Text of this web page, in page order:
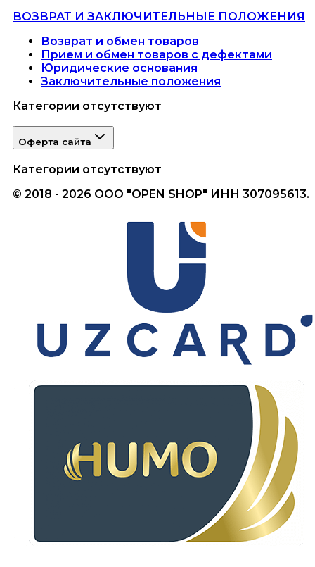
ВОЗВРАТ И ЗАКЛЮЧИТЕЛЬНЫЕ ПОЛОЖЕНИЯ
Возврат и обмен товаров
Прием и обмен товаров с дефектами
Юридические основания
Заключительные положения
Категории отсутствуют
Оферта сайта
Категории отсутствуют
© 2018 - 2026 ООО "OPEN SHOP" ИНН 307095613.